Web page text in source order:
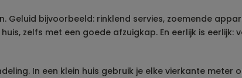
Geluid bijvoorbeeld: rinklend servies, zoemende
zelfs met een goede afzuigkap. En eerlijk is
In een klein huis gebruik je elke vierkante